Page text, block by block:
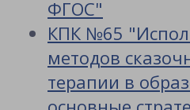
ФГОС"
КПК №65
методов
терапии в